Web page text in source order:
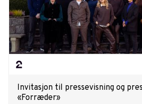
Invitasjon til pressevisning og
«Forræder»